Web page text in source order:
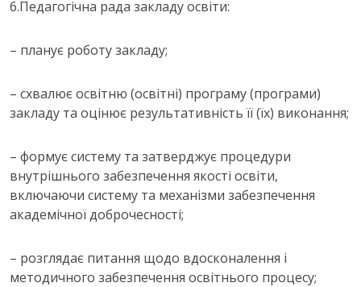
6.Педагогічна рада закладу освіти:
– планує роботу закладу;
– схвалює освітню (освітні) програму (програми)
закладу та оцінює результативність її (їх) виконання;
– формує систему та затверджує процедури
внутрішнього забезпечення якості освіти,
включаючи систему та механізми забезпечення
академічної доброчесності;
– розглядає питання щодо вдосконалення і
методичного забезпечення освітнього процесу;